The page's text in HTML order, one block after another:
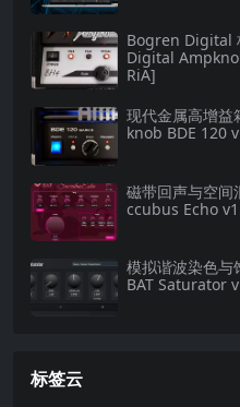
Bogren Digital
Digital
RiA]
现代金属高增
knob BDE 120
磁带回声与空间
ccubus Echo
模拟谐波染色与
BAT Saturator
标签云